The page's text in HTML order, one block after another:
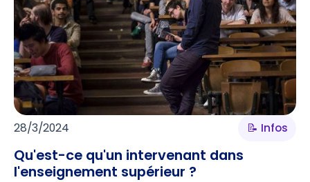
28/3/2024 📝 Infos
Qu'est-ce qu'un intervenant dans
l'enseignement supérieur ?